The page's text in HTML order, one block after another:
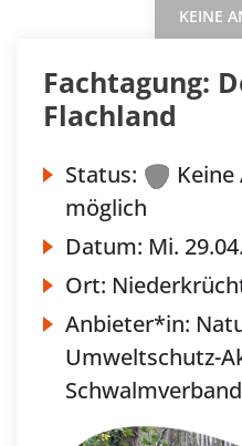
KEINE
Fachtagung:
Flachland
Status:
möglich
Datum: Mi.
Ort:
Anbieter*in:
Umweltschutz-
Schwalmverband